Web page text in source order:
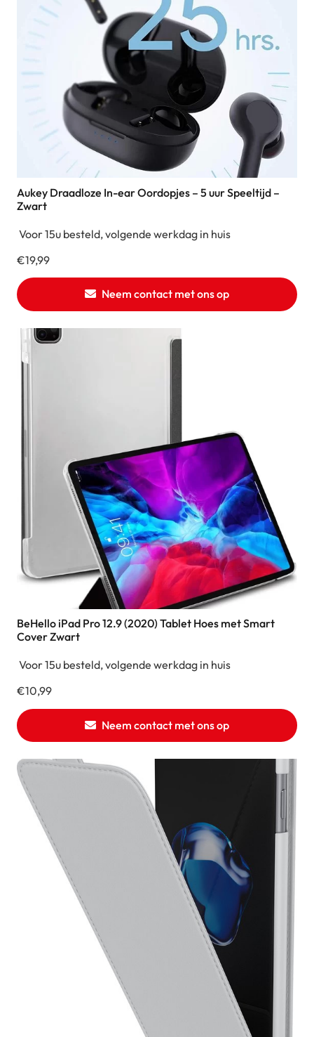
Aukey Draadloze In-ear Oordopjes – 5 uur Speeltijd –
Zwart
Voor 15u besteld, volgende werkdag in huis
€19,99
Neem contact met ons op
BeHello iPad Pro 12.9 (2020) Tablet Hoes met Smart
Cover Zwart
Voor 15u besteld, volgende werkdag in huis
€10,99
Neem contact met ons op